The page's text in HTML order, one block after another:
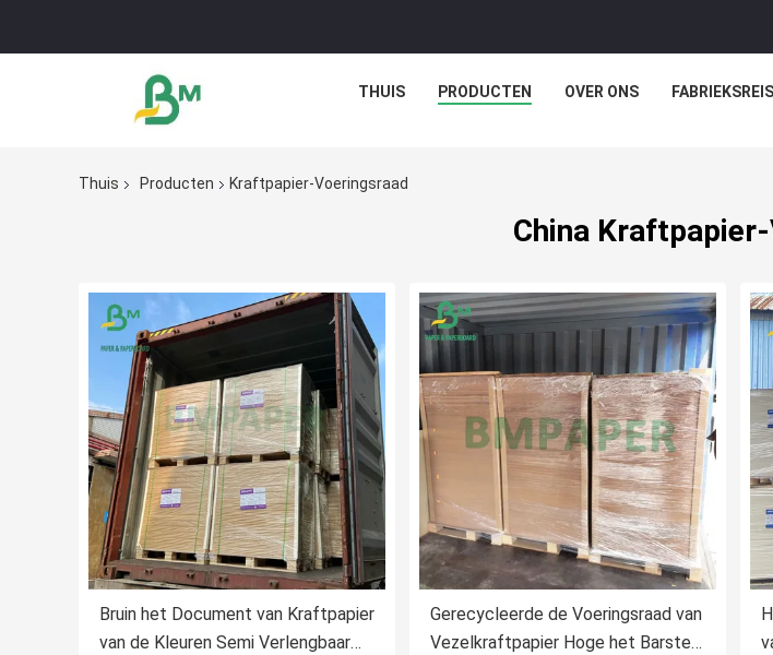
THUIS PRODUCTEN OVER ONS FABRIEKSREIS
Thuis Producten Kraftpapier-Voeringsraad
China
Bruin het Document van Kraftpapier
van de Kleuren Semi Verlengbaar
Gerecycleerde de Voeringsraad van
Vezelkraftpapier Hoge het Barsten